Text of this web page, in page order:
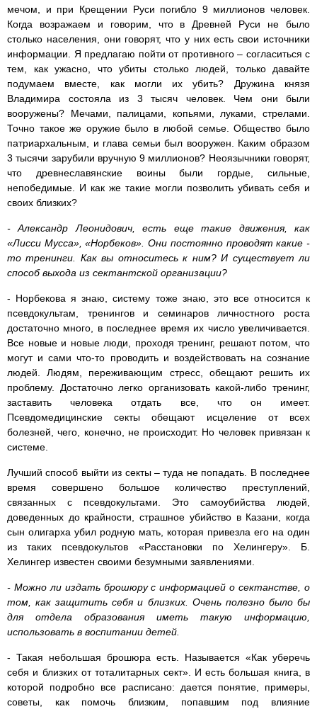
мечом, и при Крещении Руси погибло 9 миллионов человек.
Когда возражаем и говорим, что в Древней Руси не было
столько населения, они говорят, что у них есть свои источники
информации. Я предлагаю пойти от противного – согласиться с
тем, как ужасно, что убиты столько людей, только давайте
подумаем вместе, как могли их убить? Дружина князя
Владимира состояла из 3 тысяч человек. Чем они были
вооружены? Мечами, палицами, копьями, луками, стрелами.
Точно такое же оружие было в любой семье. Общество было
патриархальным, и глава семьи был вооружен. Каким образом
3 тысячи зарубили вручную 9 миллионов? Неоязычники говорят,
что древнеславянские воины были гордые, сильные,
непобедимые. И как же такие могли позволить убивать себя и
своих близких?
- Александр Леонидович, есть еще такие движения, как
«Лисси Мусса», «Норбеков». Они постоянно проводят какие -
то тренинги. Как вы относитесь к ним? И существует ли
способ выхода из сектантской организации?
- Норбекова я знаю, систему тоже знаю, это все относится к
псевдокультам, тренингов и семинаров личностного роста
достаточно много, в последнее время их число увеличивается.
Все новые и новые люди, проходя тренинг, решают потом, что
могут и сами что-то проводить и воздействовать на сознание
людей. Людям, переживающим стресс, обещают решить их
проблему. Достаточно легко организовать какой-либо тренинг,
заставить человека отдать все, что он имеет.
Псевдомедицинские секты обещают исцеление от всех
болезней, чего, конечно, не происходит. Но человек привязан к
системе.
Лучший способ выйти из секты – туда не попадать. В последнее
время совершено большое количество преступлений,
связанных с псевдокультами. Это самоубийства людей,
доведенных до крайности, страшное убийство в Казани, когда
сын олигарха убил родную мать, которая привезла его на один
из таких псевдокультов «Расстановки по Хелингеру». Б.
Хелингер известен своими безумными заявлениями.
- Можно ли издать брошюру с информацией о сектанстве, о
том, как защитить себя и близких. Очень полезно было бы
для отдела образования иметь такую информацию,
использовать в воспитании детей.
- Такая небольшая брошюра есть. Называется «Как уберечь
себя и близких от тоталитарных сект». И есть большая книга, в
которой подробно все расписано: дается понятие, примеры,
советы, как помочь близким, попавшим под влияние